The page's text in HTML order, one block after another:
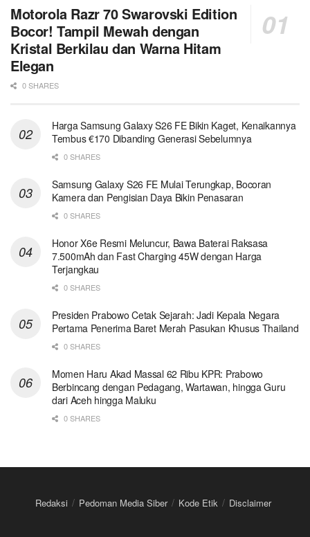
Motorola Razr 70 Swarovski Edition
Bocor! Tampil Mewah dengan
Kristal Berkilau dan Warna Hitam
Elegan
0 SHARES
Harga Samsung Galaxy S26 FE Bikin Kaget, Kenaikannya
Tembus €170 Dibanding Generasi Sebelumnya
0 SHARES
Samsung Galaxy S26 FE Mulai Terungkap, Bocoran
Kamera dan Pengisian Daya Bikin Penasaran
0 SHARES
Honor X6e Resmi Meluncur, Bawa Baterai Raksasa
7.500mAh dan Fast Charging 45W dengan Harga
Terjangkau
0 SHARES
Presiden Prabowo Cetak Sejarah: Jadi Kepala Negara
Pertama Penerima Baret Merah Pasukan Khusus Thailand
0 SHARES
Momen Haru Akad Massal 62 Ribu KPR: Prabowo
Berbincang dengan Pedagang, Wartawan, hingga Guru
dari Aceh hingga Maluku
0 SHARES
Redaksi Pedoman Media Siber Kode Etik Disclaimer